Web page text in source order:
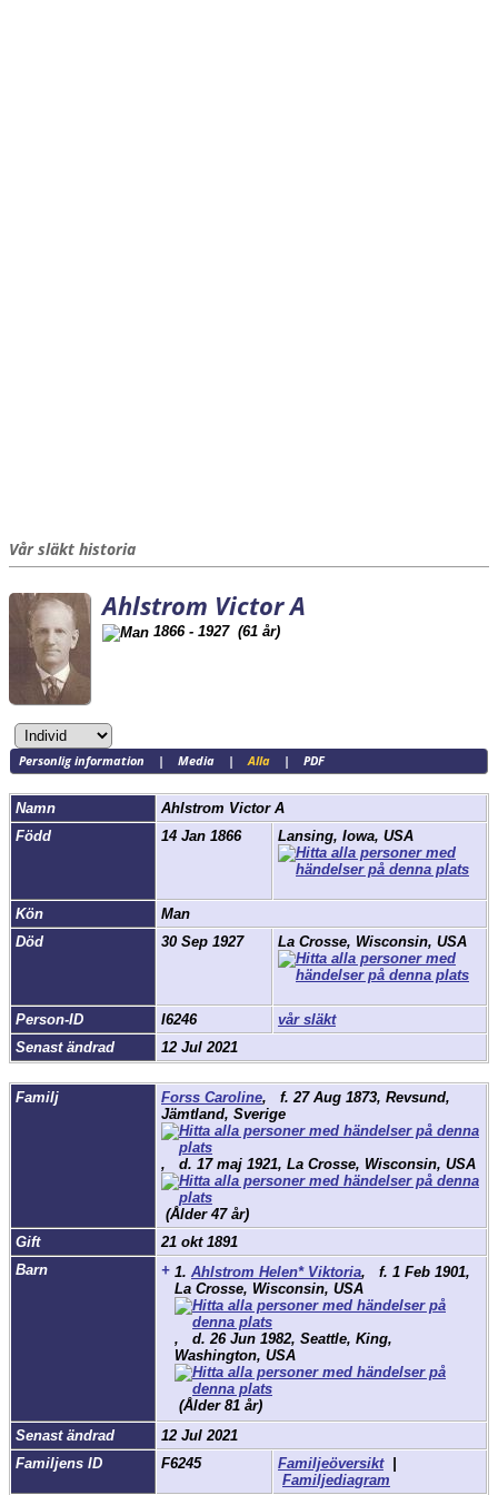
Vår släkt historia
Ahlstrom Victor A
1866 - 1927 (61 år)
Personlig information | Media|Alla| PDF
Namn Ahlstrom Victor A
Född
14 Jan 1866 Lansing, Iowa, USA
Kön
Man
Död
30 Sep 1927 La Crosse, Wisconsin, USA
Person-ID I6246
vår släkt
Senast ändrad
12 Jul 2021
Familj Forss Caroline, f. 27 Aug 1873, Revsund,
Jämtland, Sverige
, d. 17 maj 1921, La Crosse, Wisconsin, USA
(Ålder 47 år)
Gift
21 okt 1891
Barn
+ 1. Ahlstrom Helen* Viktoria, f. 1 Feb 1901,
La Crosse, Wisconsin, USA
, d. 26 Jun 1982, Seattle, King,
Washington, USA
(Ålder 81 år)
Senast ändrad
12 Jul 2021
Familjens ID
F6245 Familjeöversikt|
Familjediagram